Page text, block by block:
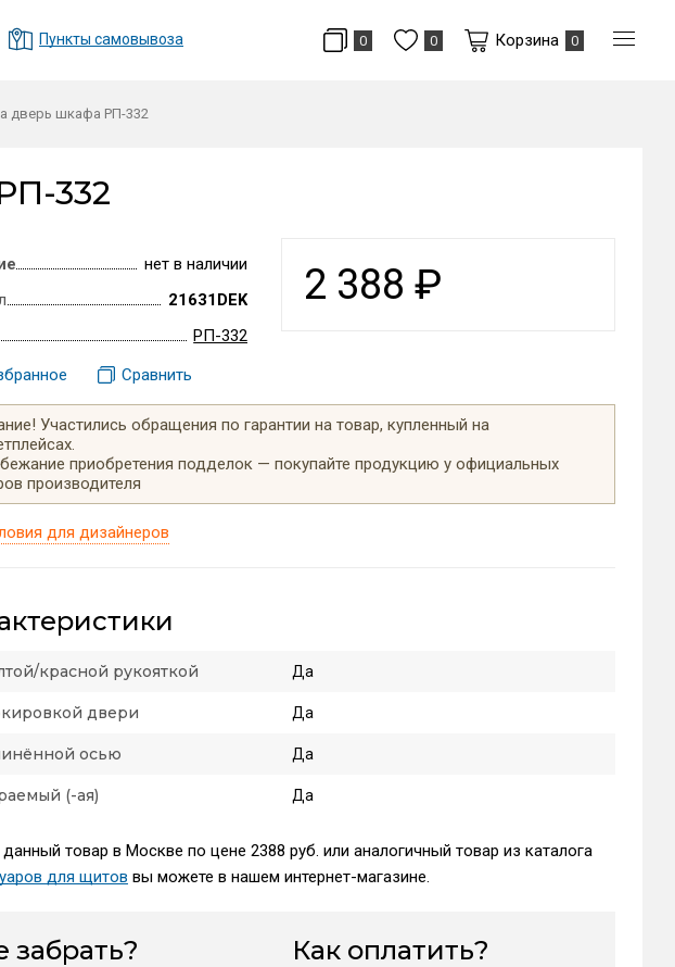
Пункты самовывоза 0 0 Корзина 0
дверь шкафа РП-332
332
2 388 ₽
нет в наличии
21631DEK
РП-332
Сравнить
Участились обращения по гарантии на товар, купленный на
приобретения подделок — покупайте продукцию у официальных
производителя
для дизайнеров
красной рукояткой Да
двери Да
осью Да
(-ая) Да
данный товар в Москве по цене 2388 руб. или аналогичный товар из каталога
для щитов вы можете в нашем интернет-магазине.
забрать? Как оплатить?